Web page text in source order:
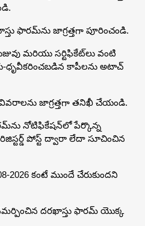
ఫారమ్‌ను జాగ్రత్తగా పూరించండి.
మరియు సర్టిఫికేట్‌లు వంటి
కాపీలను అటాచ్
జాగ్రత్తగా తనిఖీ చేయండి.
నోటిఫికేషన్‌లో పేర్కొన్న
పోస్ట్ ద్వారా లేదా సూచించిన
2026 కంటే ముందే చేరుకుందని
దరఖాస్తు ఫారమ్ యొక్క